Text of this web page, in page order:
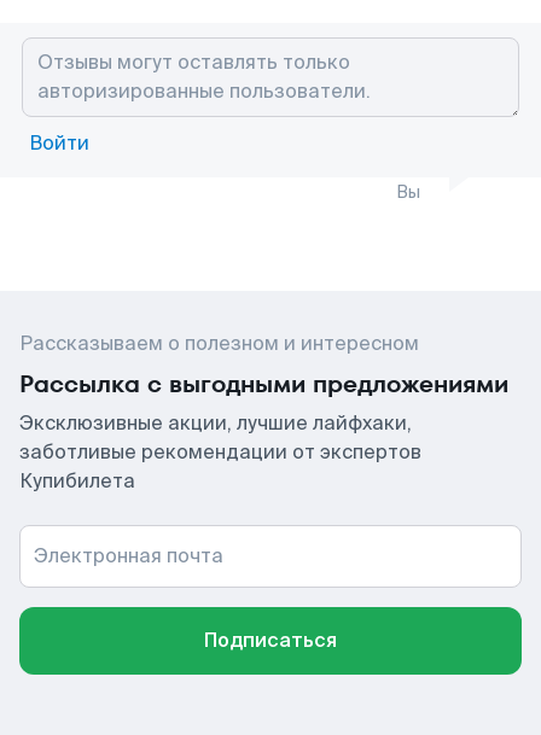
Войти
Вы
Рассказываем о полезном и интересном
Рассылка с выгодными предложениями
Эксклюзивные акции, лучшие лайфхаки,
заботливые рекомендации от экспертов
Купибилета
Электронная почта
Подписаться